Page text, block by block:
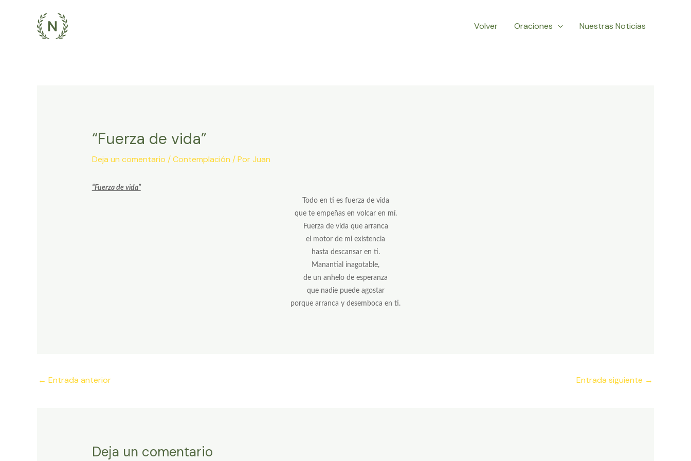
Volver Oraciones Nuestras Noticias
“Fuerza de vida”
Deja un comentario /Contemplación / PorJuan
“Fuerza de vida”
Todo en ti es fuerza de vida
que te empeñas en volcar en mí.
Fuerza de vida que arranca
el motor de mi existencia
hasta descansar en ti.
Manantial inagotable,
de un anhelo de esperanza
que nadie puede agostar
porque arranca y desemboca en ti.
Navegación
← Entrada anterior Entrada siguiente →
Deja un comentario